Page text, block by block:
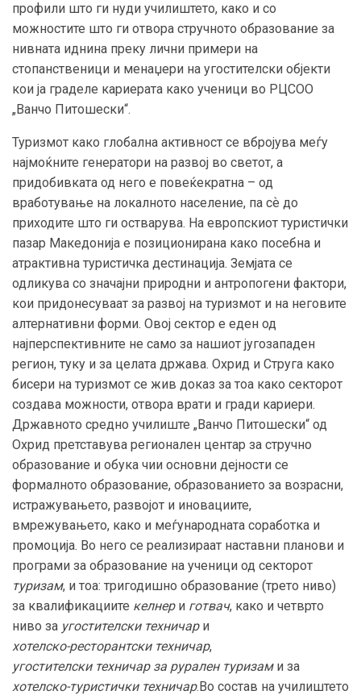
профили што ги нуди училиштето, како и со
можностите што ги отвора стручното образование за
нивната иднина преку лични примери на
стопанственици и менаџери на угостителски објекти
кои ја граделе кариерата како ученици во РЦСОО
„Ванчо Питошески“.
Туризмот како глобална активност се вбројува меѓу
најмоќните генератори на развој во светот, а
придобивката од него е повеќекратна – од
вработување на локалното население, па сѐ до
приходите што ги остварува. На европскиот туристички
пазар Македонија е позиционирана како посебна и
атрактивна туристичка дестинација. Земјата се
одликува со значајни природни и антропогени фактори,
кои придонесуваат за развој на туризмот и на неговите
алтернативни форми. Овој сектор е еден од
најперспективните не само за нашиот југозападен
регион, туку и за целата држава. Охрид и Струга како
бисери на туризмот се жив доказ за тоа како секторот
создава можности, отвора врати и гради кариери.
Државното средно училиште „Ванчо Питошески“ од
Охрид претставува регионален центар за стручно
образование и обука чии основни дејности се
формалното образование, образованието за возрасни,
истражувањето, развојот и иновациите,
вмрежувањето, како и меѓународната соработка и
промоција. Во него се реализираат наставни планови и
програми за образование на ученици од секторот
туризам, и тоа: тригодишно образование (трето ниво)
за квалификациите келнери готвач, како и четврто
ниво за угостителски техничари
хотелско-ресторантски техничар,
угостителски техничар за рурален туризами за
хотелско-туристички техничар.Во состав на училиштето